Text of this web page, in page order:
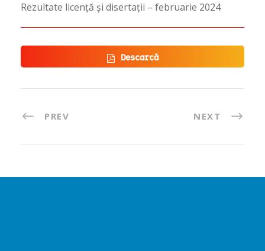
Rezultate licență și disertații – februarie 2024
Descarcă
PREV NEXT